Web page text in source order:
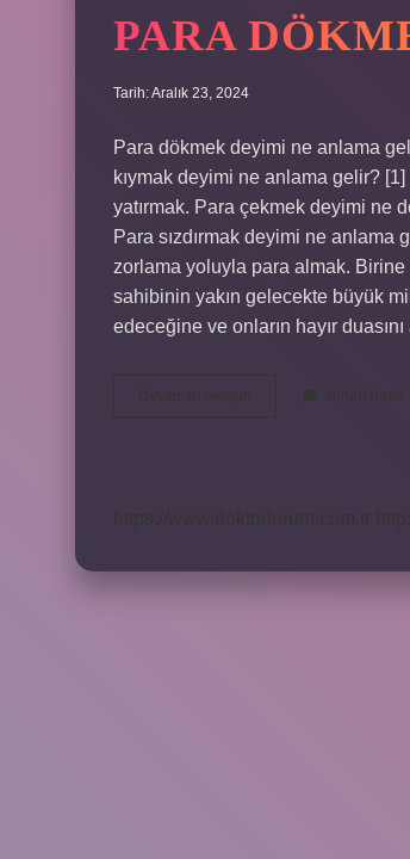
PARA
Tarih: Aralık 23, 2024
Para dökmek deyimi ne anlama
kıymak deyimi ne anlama gelir?
yatırmak. Para çekmek deyimi ne
Para sızdırmak deyimi ne
zorlama yoluyla para almak.
sahibinin yakın gelecekte büyük
edeceğine ve onların hayır